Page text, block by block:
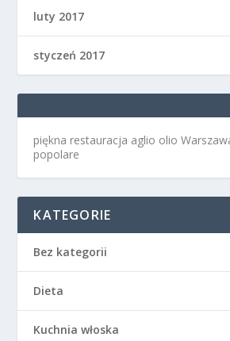
luty 2017
styczeń 2017
piękna restauracja aglio olio
popolare
KATEGORIE
Bez kategorii
Dieta
Kuchnia włoska